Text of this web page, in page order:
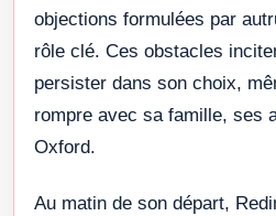
objections formulées par
rôle clé. Ces obstacles
persister dans son choix,
rompre avec sa famille, ses
Oxford.
Au matin de son départ,